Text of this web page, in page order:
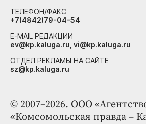
© 2007–2026. ООО
«Комсомольская правда –
ТЕЛЕФОН/ФАКС
+7(4842)79-04-54
E-MAIL РЕДАКЦИИ
ev@kp.kaluga.ru, vi@kp.kaluga.ru
ОТДЕЛ РЕКЛАМЫ НА САЙТЕ
sz@kp.kaluga.ru